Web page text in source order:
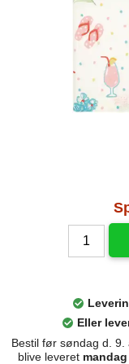
Eller
Bestil før søndag d.
blive leveret